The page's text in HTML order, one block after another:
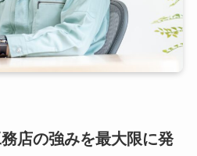
店の強みを最大限に発